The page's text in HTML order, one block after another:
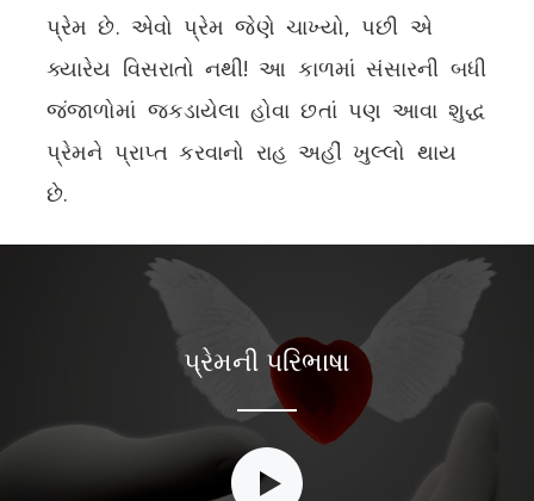
પ્રેમ છે. એવો પ્રેમ જેણે ચાખ્યો, પછી એ
ક્યારેય વિસરાતો નથી! આ કાળમાં સંસારની બધી
જંજાળોમાં જકડાયેલા હોવા છતાં પણ આવા શુદ્ધ
પ્રેમને પ્રાપ્ત કરવાનો રાહ અહીં ખુલ્લો થાય
છે.
પ્રેમની પરિભાષા